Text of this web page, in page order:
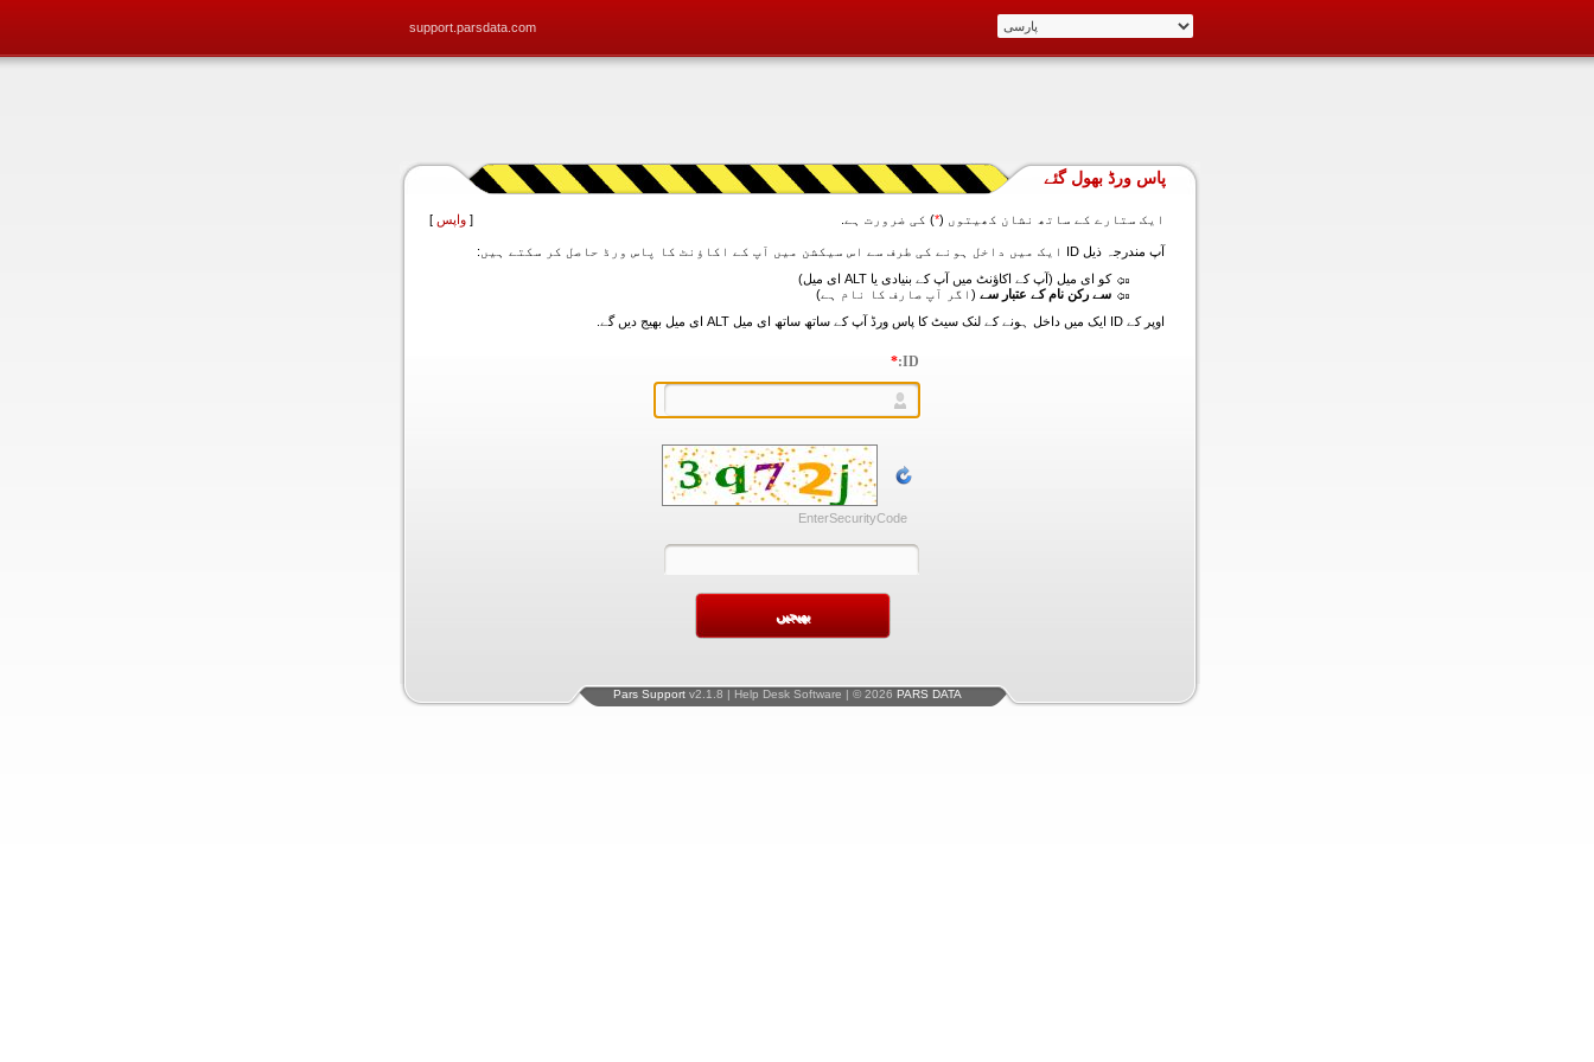
support.parsdata.com
پاس ورڈ بھول گئے
ایک ستارے کے ساتھ نشان کھیتوں (*) کی ضرورت ہے. [ واپس ]
آپ مندرجہ ذیل ID ایک میں داخل ہونے کی طرف سے اس سیکشن میں آپ کے اکاؤنٹ کا پاس ورڈ حاصل کر سکتے ہیں:
کو ای میل (آپ کے اکاؤنٹ میں آپ کے بنیادی یا ALT ای میل)
سے رکن نام کے عتبار سے (اگر آپ صارف کا نام ہے)
اوپر کے ID ایک میں داخل ہونے کے لنک سیٹ کا پاس ورڈ آپ کے ساتھ ساتھ ای میل ALT ای میل بھیج دیں گے.
ID:
*
EnterSecurityCode
Pars Support v2.1.8 | Help Desk Software | © 2026 PARS DATA